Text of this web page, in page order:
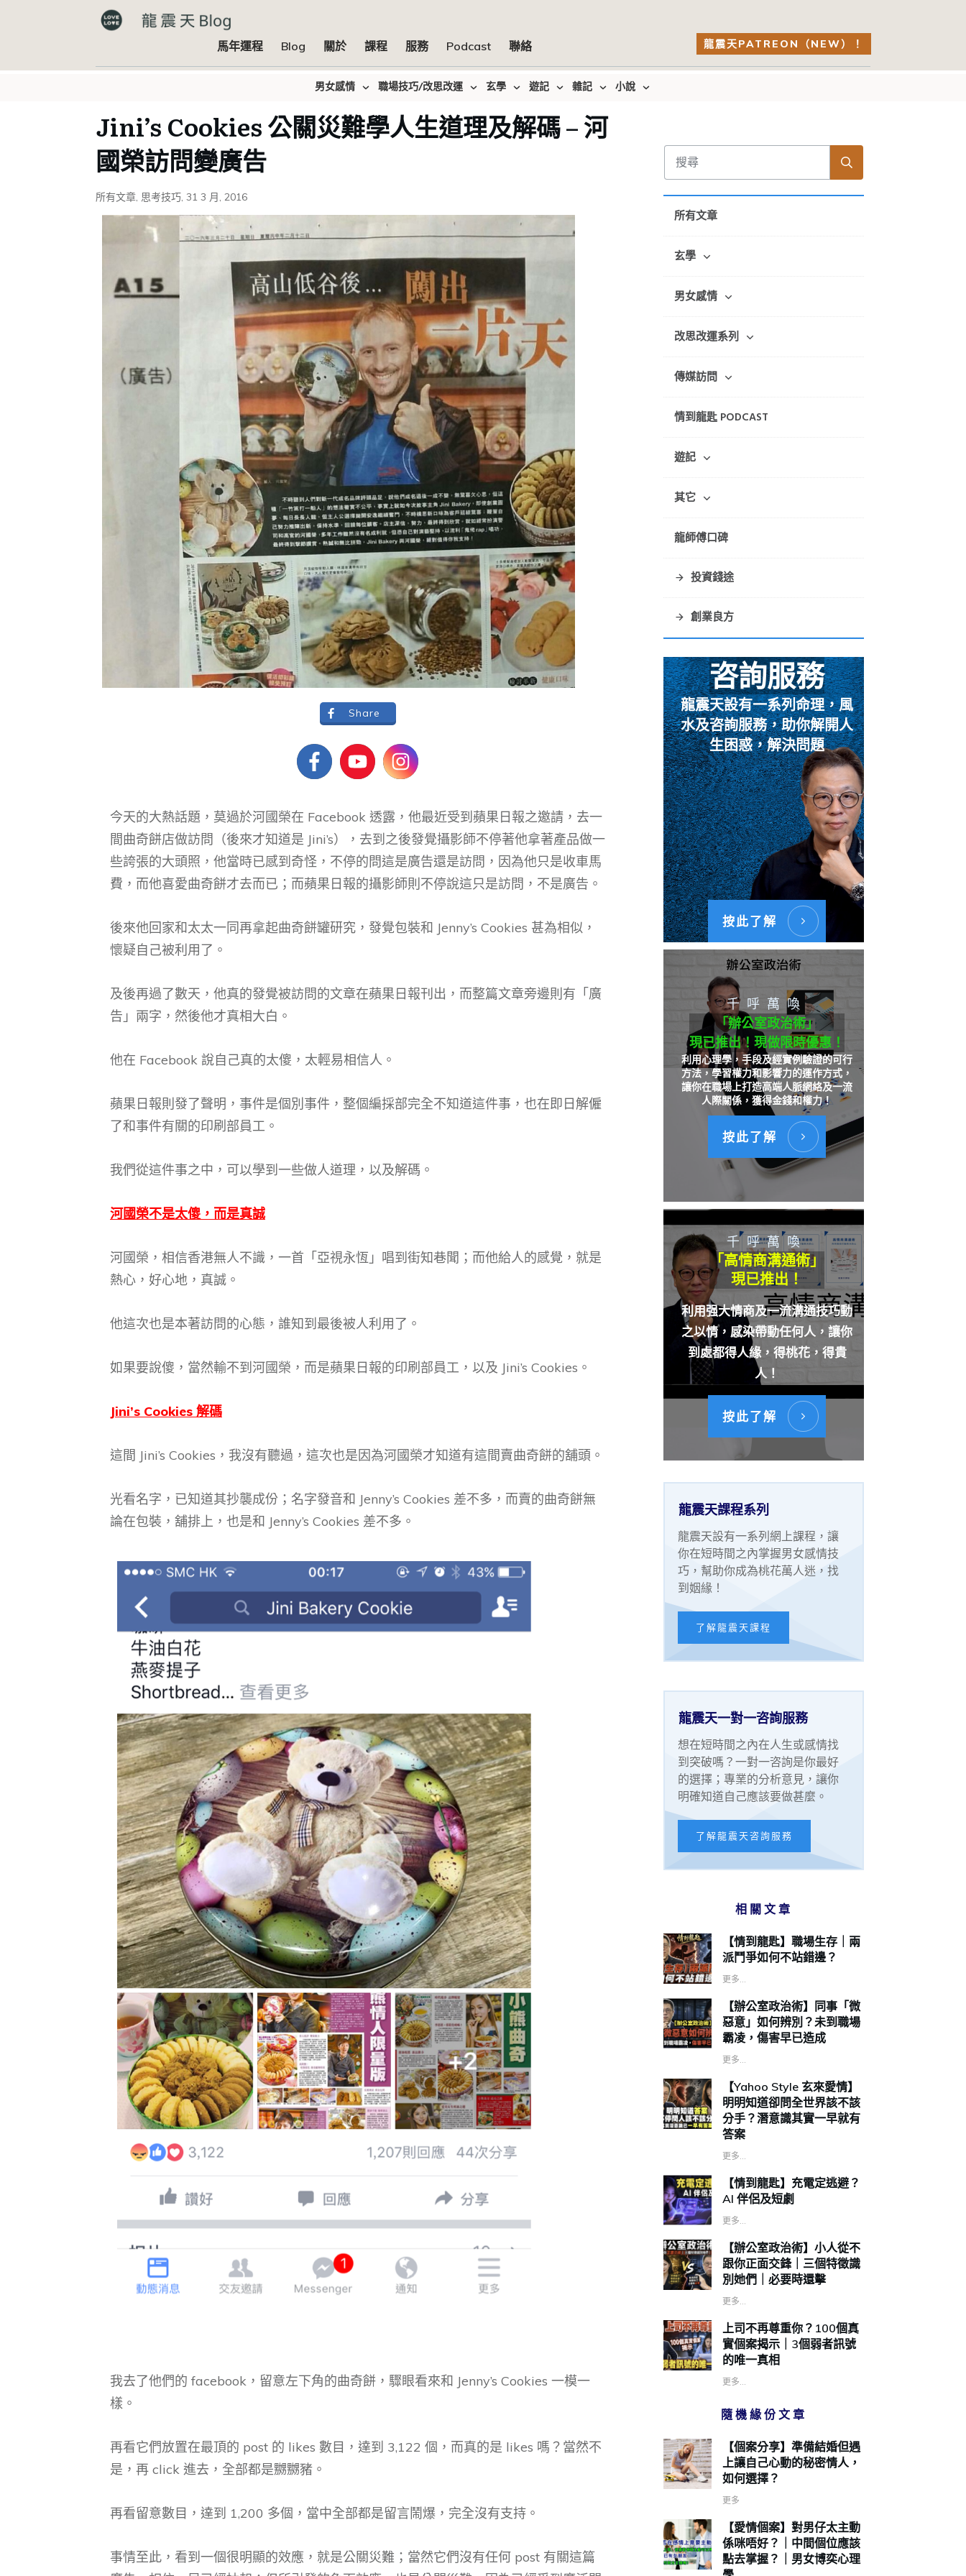
馬年運程 Blog 關於 課程 服務 Podcast 聯絡 龍震天PATREON（NEW）！
男女感情 職場技巧/改思改運 玄學 遊記 雜記 小說
Jini’s Cookies 公關災難學人生道理及解碼 – 河
國榮訪問變廣告
所有文章, 思考技巧, 31 3 月, 2016
Share
今天的大熱話題，莫過於河國榮在 Facebook 透露，他最近受到蘋果日報之邀請，去一
間曲奇餅店做訪問（後來才知道是 Jini’s），去到之後發覺攝影師不停著他拿著產品做一
些誇張的大頭照，他當時已感到奇怪，不停的問這是廣告還是訪問，因為他只是收車馬
費，而他喜愛曲奇餅才去而已；而蘋果日報的攝影師則不停說這只是訪問，不是廣告。
後來他回家和太太一同再拿起曲奇餅罐研究，發覺包裝和 Jenny’s Cookies 甚為相似，
懷疑自己被利用了。
及後再過了數天，他真的發覺被訪問的文章在蘋果日報刊出，而整篇文章旁邊則有「廣
告」兩字，然後他才真相大白。
他在 Facebook 說自己真的太傻，太輕易相信人。
蘋果日報則發了聲明，事件是個別事件，整個編採部完全不知道這件事，也在即日解僱
了和事件有關的印刷部員工。
我們從這件事之中，可以學到一些做人道理，以及解碼。
河國榮不是太傻，而是真誠
河國榮，相信香港無人不識，一首「亞視永恆」唱到街知巷聞；而他給人的感覺，就是
熱心，好心地，真誠。
他這次也是本著訪問的心態，誰知到最後被人利用了。
如果要說傻，當然輸不到河國榮，而是蘋果日報的印刷部員工，以及 Jini’s Cookies。
Jini’s Cookies 解碼
這間 Jini’s Cookies，我沒有聽過，這次也是因為河國榮才知道有這間賣曲奇餅的舖頭。
光看名字，已知道其抄襲成份；名字發音和 Jenny’s Cookies 差不多，而賣的曲奇餅無
論在包裝，舖排上，也是和 Jenny’s Cookies 差不多。
我去了他們的 facebook，留意左下角的曲奇餅，驟眼看來和 Jenny’s Cookies 一模一
樣。
再看它們放置在最頂的 post 的 likes 數目，達到 3,122 個，而真的是 likes 嗎？當然不
是，再 click 進去，全部都是嬲嬲豬。
再看留意數目，達到 1,200 多個，當中全部都是留言鬧爆，完全沒有支持。
事情至此，看到一個很明顯的效應，就是公關災難；當然它們沒有任何 post 有關這篇
所有文章
玄學
男女感情
改思改運系列
傳媒訪問
情到龍匙 PODCAST
遊記
其它
龍師傅口碑
投資錢途
創業良方
咨詢服務
龍震天設有一系列命理，風
水及咨詢服務，助你解開人
生困惑，解決問題
按此了解
千呼萬喚
「辦公室政治術」
現已推出！現做限時優惠！
利用心理學，手段及經實例驗證的可行
方法，學習權力和影響力的運作方式，
讓你在職場上打造高端人脈網絡及一流
人際關係，獲得金錢和權力！
按此了解
千呼萬喚
「高情商溝通術」
現已推出！
利用强大情商及一流溝通技巧動
之以情，感染帶動任何人，讓你
到處都得人緣，得桃花，得貴
人！
按此了解
龍震天課程系列
龍震天設有一系列網上課程，讓
你在短時間之內掌握男女感情技
巧，幫助你成為桃花萬人迷，找
到姻緣！
了解龍震天課程
龍震天一對一咨詢服務
想在短時間之內在人生或感情找
到突破嗎？一對一咨詢是你最好
的選擇；專業的分析意見，讓你
明確知道自己應該要做甚麼。
了解龍震天咨詢服務
相關文章
【情到龍匙】職場生存｜兩
派鬥爭如何不站錯邊？
更多...
【辦公室政治術】同事「微
惡意」如何辨別？未到職場
霸凌，傷害早已造成
更多...
【Yahoo Style 玄來愛情】
明明知道卻問全世界該不該
分手？潛意識其實一早就有
答案
更多...
【情到龍匙】充電定逃避？
AI 伴侶及短劇
更多...
【辦公室政治術】小人從不
跟你正面交鋒｜三個特徵識
別她們｜必要時還擊
更多...
上司不再尊重你？100個真
實個案揭示｜3個弱者訊號
的唯一真相
更多...
隨機緣份文章
【個案分享】準備結婚但遇
上讓自己心動的秘密情人，
如何選擇？
更多
【愛情個案】對男仔太主動
係咪唔好？｜中間個位應該
點去掌握？｜男女博奕心理